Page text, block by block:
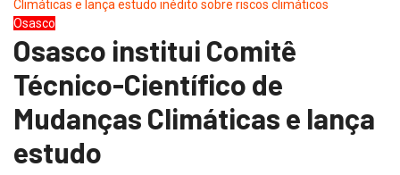
Osasco
Osasco institui Comitê
Técnico-Científico de
Mudanças Climáticas e lança
estudo